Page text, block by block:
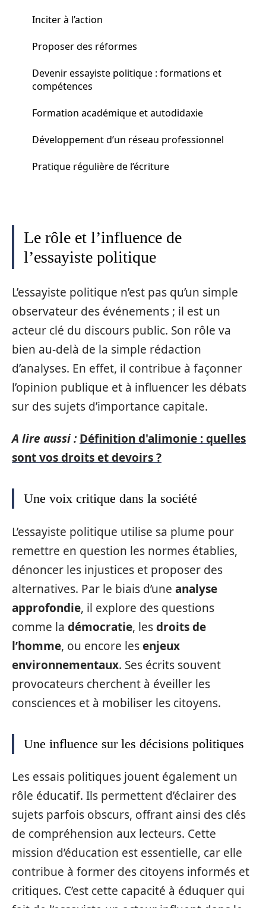
Inciter à l’action
Proposer des réformes
Devenir essayiste politique : formations et
compétences
Formation académique et autodidaxie
Développement d’un réseau professionnel
Pratique régulière de l’écriture
Le rôle et l’influence de
l’essayiste politique
L’essayiste politique n’est pas qu’un simple
observateur des événements ; il est un
acteur clé du discours public. Son rôle va
bien au-delà de la simple rédaction
d’analyses. En effet, il contribue à façonner
l’opinion publique et à influencer les débats
sur des sujets d’importance capitale.
A lire aussi : Définition d'alimonie : quelles
sont vos droits et devoirs ?
Une voix critique dans la société
L’essayiste politique utilise sa plume pour
remettre en question les normes établies,
dénoncer les injustices et proposer des
alternatives. Par le biais d’une analyse
approfondie, il explore des questions
comme la démocratie, lesdroits de
l’homme, ou encore lesenjeux
environnementaux. Ses écrits souvent
provocateurs cherchent à éveiller les
consciences et à mobiliser les citoyens.
Une influence sur les décisions politiques
Les essais politiques jouent également un
rôle éducatif. Ils permettent d’éclairer des
sujets parfois obscurs, offrant ainsi des clés
de compréhension aux lecteurs. Cette
mission d’éducation est essentielle, car elle
contribue à former des citoyens informés et
critiques. C’est cette capacité à éduquer qui